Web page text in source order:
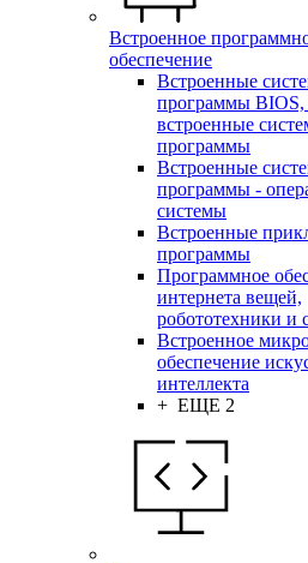
Встроенное
обеспечение
Встроенные
программы
встроенные
программы
Встроенные
программы -
системы
Встроенные
программы
Программное
интернета вещей,
робототехники и
Встроенное
обеспечение
интеллекта
+ ЕЩЕ 2